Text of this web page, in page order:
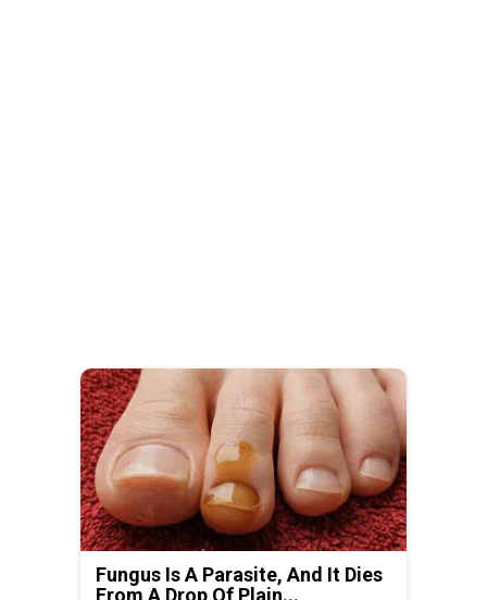
Fungus Is A Parasite, And It Dies
From A Drop Of Plain...